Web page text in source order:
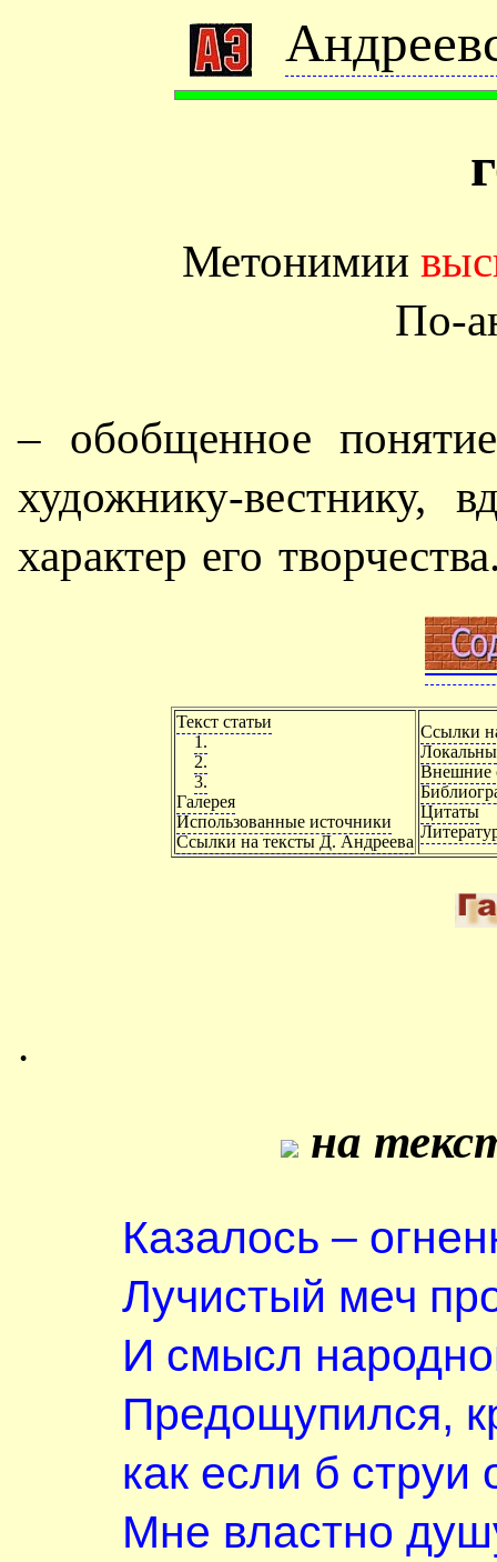
Метонимии
По-
– обобщенное
художнику-вестнику,
характер его
Текст статьи
1.
2.
3.
Галерея
Использованные источники
Ссылки на тексты Д. Андреева
Ссылки
Внешние
Цитаты
.
на
Казалось –
Лучистый меч
И смысл
Предощупился,
как если б струи
Мне властно